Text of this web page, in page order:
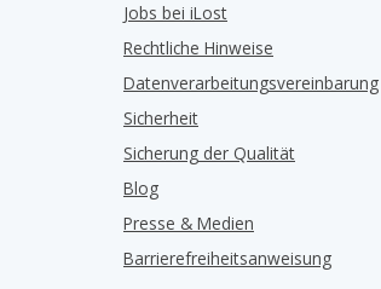
Jobs bei iLost
Rechtliche Hinweise
Datenverarbeitungsvereinbarung
Sicherheit
Sicherung der Qualität
Blog
Presse & Medien
Barrierefreiheitsanweisung